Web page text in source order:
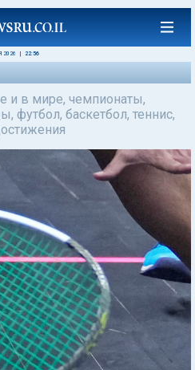
2026 22:56
и в мире, чемпионаты,
футбол, баскетбол, теннис,